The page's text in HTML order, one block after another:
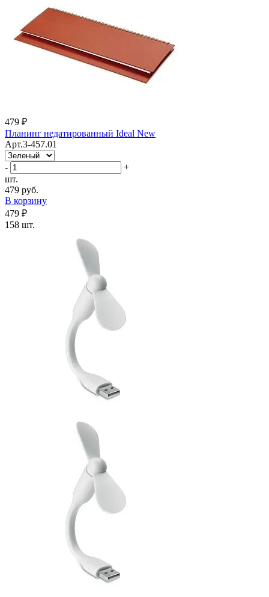
479 ₽
Планинг недатированный Ideal New
Арт.3-457.01
-
+
шт.
479 руб.
В корзину
479 ₽
158 шт.